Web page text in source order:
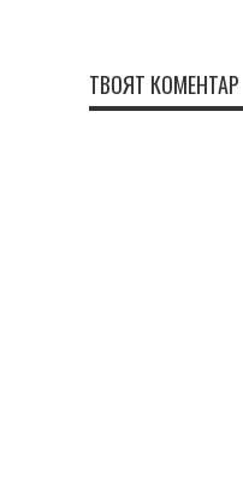
ТВОЯТ КОМЕНТАР